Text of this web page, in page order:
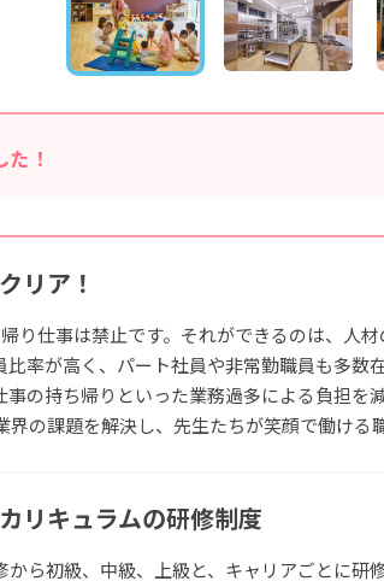
た！
リア！
り仕事は禁止です。それができるのは、人
比率が高く、パート社員や非常勤職員も多数
の持ち帰りといった業務過多による負担を
の課題を解決し、先生たちが笑顔で働ける
リキュラムの研修制度
ら初級、中級、上級と、キャリアごとに研